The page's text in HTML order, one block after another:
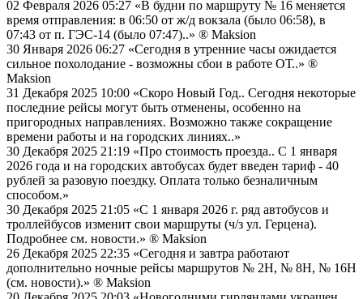
02 Февраля 2026 05:27 «В будни по маршруту № 16 меняется
время отправления: в 06:50 от ж/д вокзала (было 06:58), в
07:43 от п. ГЭС-14 (было 07:47)..» ® Maksion
30 Января 2026 06:27 «Сегодня в утренние часы ожидается
сильное похолодание - возможны сбои в работе ОТ..» ®
Maksion
31 Декабря 2025 10:00 «Скоро Новый Год.. Сегодня некоторые
последние рейсы могут быть отменены, особенно на
пригородных направлениях. Возможно также сокращение
времени работы и на городских линиях..»
30 Декабря 2025 21:19 «Про стоимость проезда.. С 1 января
2026 года и на городских автобусах будет введен тариф - 40
рублей за разовую поездку. Оплата только безналичным
способом.»
30 Декабря 2025 21:05 «С 1 января 2026 г. ряд автобусов и
троллейбусов изменит свои маршруты (ч/з ул. Герцена).
Подробнее см. новости.» ® Maksion
26 Декабря 2025 22:35 «Сегодня и завтра работают
дополнительно ночные рейсы маршрутов № 2Н, № 8Н, № 16Н
(см. новости).» ® Maksion